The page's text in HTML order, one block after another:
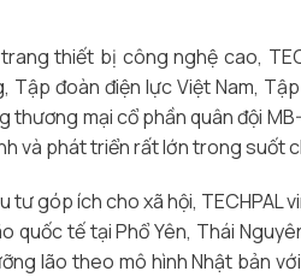
thiết bị công nghệ cao,
đoàn điện lực Việt Nam,
mại cổ phần quân đội
và phát triển rất lớn trong suốt
góp ích cho xã hội, TECHPAL
tế tại Phổ Yên, Thái
lão theo mô hình Nhật bản